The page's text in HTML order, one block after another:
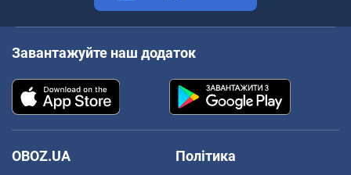
Завантажуйте наш додаток
OBOZ.UA
Політика